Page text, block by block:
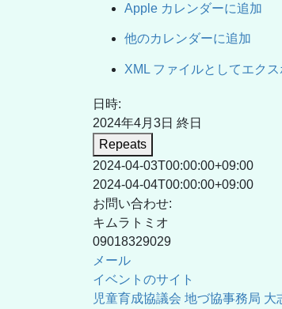
Apple カレンダーに追加
他のカレンダーに追加
XML ファイルとしてエクス
日時:
2024年4月3日 終日
Repeats
2024-04-03T00:00:00+09:00
2024-04-04T00:00:00+09:00
お問い合わせ:
キムラトミオ
09018329029
メール
イベントのサイト
児童育成協議会 地づ協事務局 大